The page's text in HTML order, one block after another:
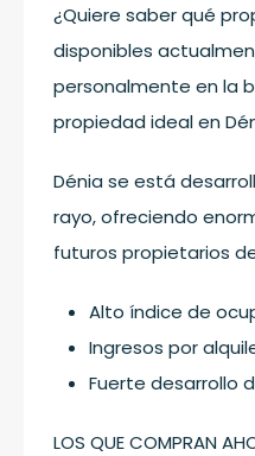
¿Quiere saber qué
disponibles
personalmente en la
propiedad ideal en
Dénia se está
rayo, ofreciendo
futuros propietarios
Alto índice de
Ingresos por
Fuerte desarrollo
LOS QUE COMPRAN